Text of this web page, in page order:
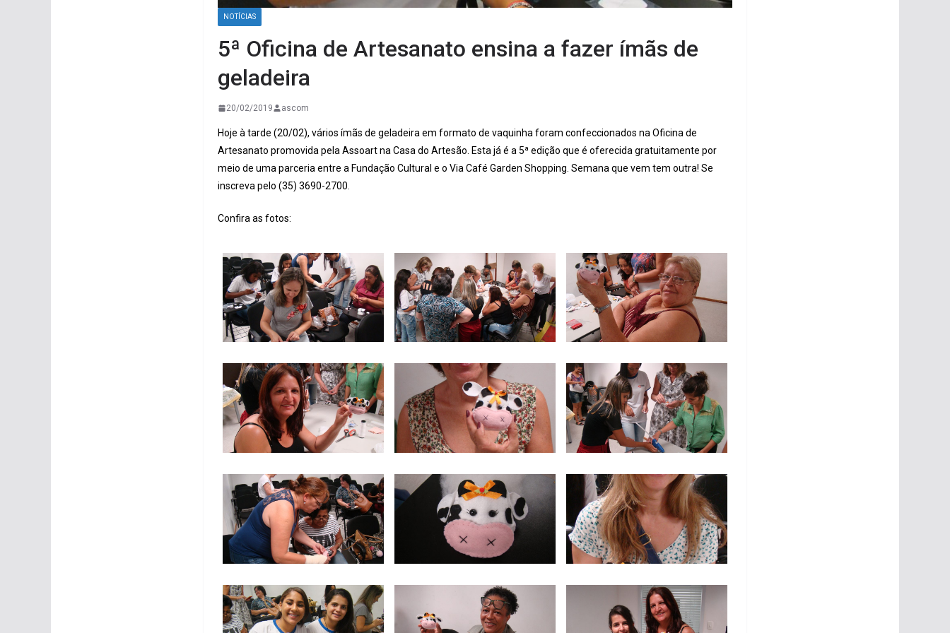
NOTÍCIAS
5ª Oficina de Artesanato ensina a fazer ímãs de
geladeira
20/02/2019 ascom
Hoje à tarde (20/02), vários ímãs de geladeira em formato de vaquinha foram confeccionados na Oficina de
Artesanato promovida pela Assoart na Casa do Artesão. Esta já é a 5ª edição que é oferecida gratuitamente por
meio de uma parceria entre a Fundação Cultural e o Via Café Garden Shopping. Semana que vem tem outra! Se
inscreva pelo (35) 3690-2700.
Confira as fotos: